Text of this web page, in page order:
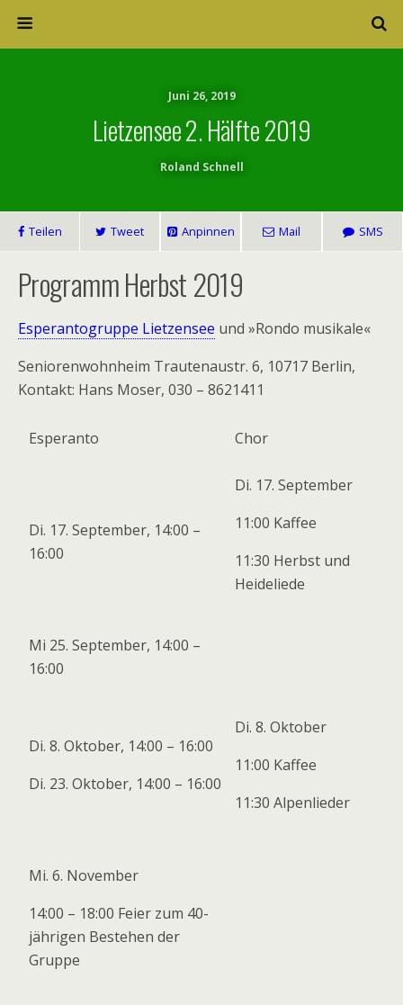
Juni 26, 2019
Lietzensee 2. Hälfte 2019
Roland Schnell
Teilen Tweet Anpinnen Mail SMS
Programm Herbst 2019
Esperantogruppe Lietzensee und »Rondo musikale«
Seniorenwohnheim Trautenaustr. 6, 10717 Berlin,
Kontakt: Hans Moser, 030 – 8621411
Esperanto Chor
Di. 17. September, 14:00 –
16:00
Di. 17. September
11:00 Kaffee
11:30 Herbst und
Heideliede
Mi 25. September, 14:00 –
16:00
Di. 8. Oktober, 14:00 – 16:00
Di. 23. Oktober, 14:00 – 16:00
Di. 8. Oktober
11:00 Kaffee
11:30 Alpenlieder
Mi. 6. November
14:00 – 18:00 Feier zum 40-
jährigen Bestehen der
Gruppe